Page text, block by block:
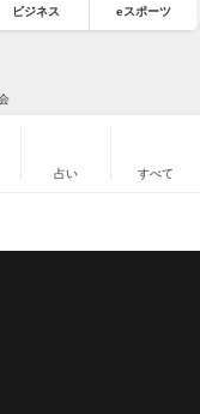
ビジネス eスポーツ
占い すべて